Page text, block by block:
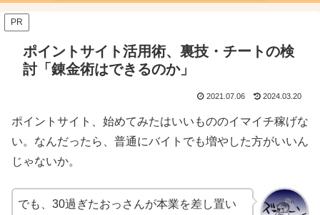
PR
ポイントサイト活用術、裏技・チートの検
討「錬金術はできるのか」
2021.07.06 2024.03.20
ポイントサイト、始めてみたはいいもののイマイチ稼げな
い。なんだったら、普通にバイトでも増やした方がいいん
じゃないか。
でも、30過ぎたおっさんが本業を差し置い